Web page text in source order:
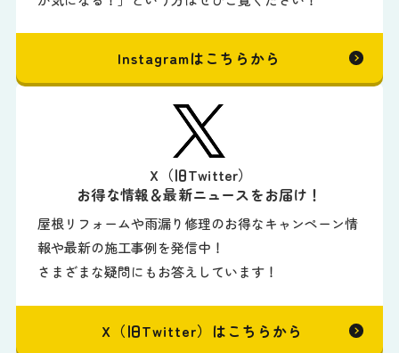
Instagramはこちらから
X（旧Twitter）
お得な情報＆最新ニュースをお届け！
屋根リフォームや雨漏り修理のお得なキャンペーン情
報や最新の施工事例を発信中！
さまざまな疑問にもお答えしています！
X（旧Twitter）はこちらから